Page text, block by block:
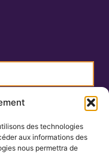
des technologies
aux informations des
nous permettra de